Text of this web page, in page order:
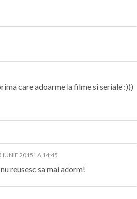
care adoarme la filme si seriale :)))
IUNIE 2015 LA 14:45
reusesc sa mai adorm!